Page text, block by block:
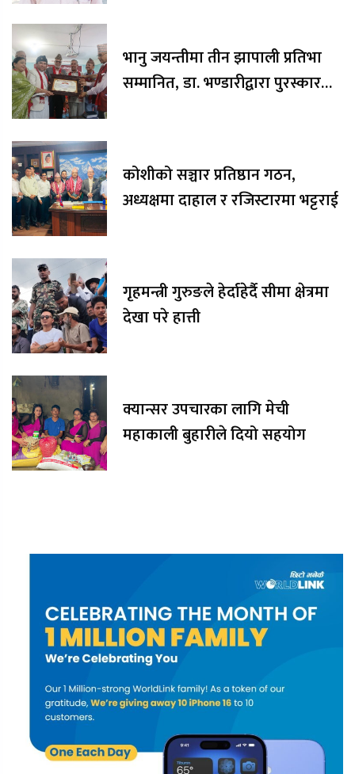
भानु जयन्तीमा तीन झापाली प्रतिभा
सम्मानित, डा. भण्डारीद्वारा पुरस्कार
कोशीको सञ्चार प्रतिष्ठान गठन,
अध्यक्षमा दाहाल र रजिस्टारमा भट्टराई
गृहमन्त्री गुरुङले हेर्दाहेर्दै सीमा क्षेत्रमा
देखा परे हात्ती
क्यान्सर उपचारका लागि मेची
महाकाली बुहारीले दियो सहयोग